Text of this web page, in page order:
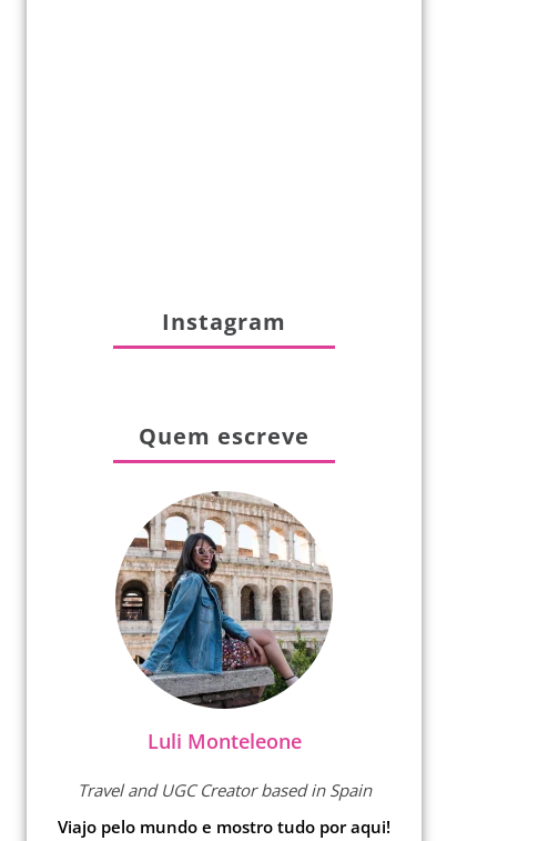
Instagram
Quem escreve
Luli Monteleone
Travel and UGC Creator based in Spain
Viajo pelo mundo e mostro tudo por aqui!